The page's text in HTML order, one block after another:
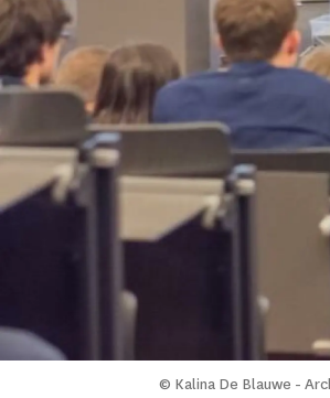
© Kalina De Blauwe -